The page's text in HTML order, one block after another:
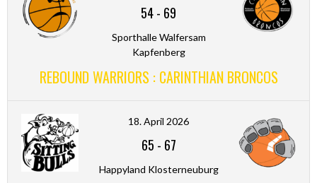
54- 69
Sporthalle Walfersam
Kapfenberg
REBOUND WARRIORS : CARINTHIAN BRONCOS
18. April 2026
65 - 67
Happyland Klosterneuburg